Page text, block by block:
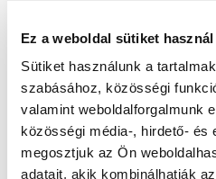
Ez a weboldal sütiket használ
Sütiket használunk a
szabásához, közösségi
valamint weboldalforgalmunk
közösségi média-, hirdető- és
megosztjuk az Ön
adatait, akik kombinálhatják
Ne hagyd ki ezeket
A legjobb ajándékok a